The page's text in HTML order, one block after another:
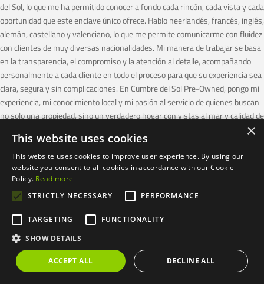
del Sol, lo que me ha permitido conocer a fondo cada rincón, cada vista y cada
oportunidad que este enclave único ofrece. Hablo neerlandés, francés, inglés,
alemán, castellano y valenciano, lo que me permite comunicarme con fluidez
con clientes de muy diversas nacionalidades. Mi manera de trabajar se basa
en la transparencia, el compromiso y la atención al detalle, acompañando
personalmente a cada cliente en todo el proceso para que su experiencia sea
clara, segura y sin complicaciones. En Cumbre del Sol Pre-Owned, pongo mi
experiencia, mi conocimiento local y mi pasión al servicio de quienes buscan
no solo una propiedad, sino un verdadero hogar con vistas al mar y calidad de
Search
Recent Posts
×
This website uses cookies
This website uses cookies to improve user experience. By using our
website you consent to all cookies in accordance with our Cookie
Policy. Read more
STRICTLY NECESSARY
PERFORMANCE
TARGETING
FUNCTIONALITY
SHOW DETAILS
ACCEPT ALL DECLINE ALL